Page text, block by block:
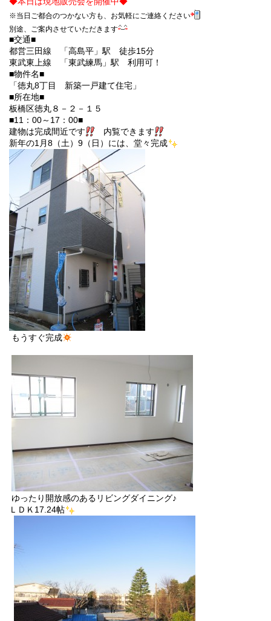
※当日ご都合のつかない方も、お気軽にご連絡ください
別途、ご案内させていただきます
■交通■
都営三田線 「高島平」駅 徒歩15分
東武東上線 「東武練馬」駅 利用可！
■物件名■
「徳丸8丁目 新築一戸建て住宅」
■所在地■
板橋区徳丸８－２－１５
■11：00～17：00■
建物は完成間近です
内覧できます
新年の1月8（土）9（日）には、堂々完成
もうすぐ完成
ゆったり開放感のあるリビングダイニング♪
ＬＤＫ17.24帖